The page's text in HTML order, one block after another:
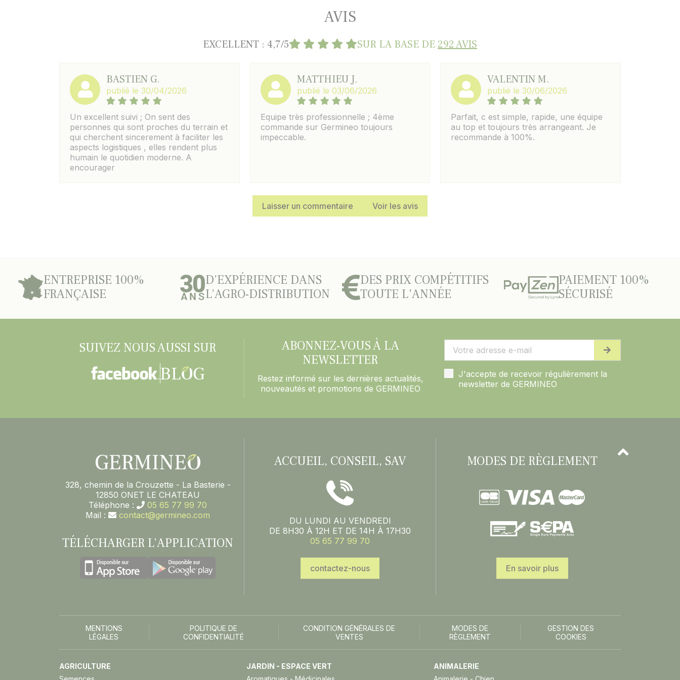
AVIS
EXCELLENT : 4,7/5 SUR LA BASE DE292 AVIS
BASTIEN G.
publié le 30/04/2026
Un excellent suivi ; On sent des
personnes qui sont proches du terrain et
qui cherchent sincerement à faciliter les
aspects logistiques , elles rendent plus
humain le quotidien moderne. A
encourager
MATTHIEU J.
publié le 03/06/2026
Equipe très professionnelle ; 4ème
commande sur Germineo toujours
impeccable.
VALENTIN M.
publié le 30/06/2026
Parfait, c est simple, rapide, une équipe
au top et toujours très arrangeant. Je
recommande à 100%.
Laisser un commentaire Voir les avis
ENTREPRISE 100%
FRANÇAISE
D’EXPÉRIENCE DANS
L’AGRO-DISTRIBUTION
DES PRIX COMPÉTITIFS
TOUTE L'ANNÉE
PAIEMENT 100%
SÉCURISÉ
SUIVEZ NOUS AUSSI SUR
ABONNEZ-VOUS À LA
NEWSLETTER
Restez informé sur les dernières actualités,
nouveautés et promotions de GERMINEO
J'accepte de recevoir régulièrement la
newsletter de GERMINEO
328, chemin de la Crouzette - La Basterie -
12850 ONET LE CHATEAU
Téléphone :
05 65 77 99 70
Mail :
contact@germineo.com
TÉLÉCHARGER L’APPLICATION
ACCUEIL, CONSEIL, SAV
DU LUNDI AU VENDREDI
DE 8H30 À 12H ET DE 14H À 17H30
05 65 77 99 70
contactez-nous
MODES DE RÈGLEMENT
En savoir plus
MENTIONS
LÉGALES
POLITIQUE DE
CONFIDENTIALITÉ
CONDITION GÉNÉRALES DE
VENTES
MODES DE
RÈGLEMENT
GESTION DES
COOKIES
AGRICULTURE
JARDIN - ESPACE VERT
ANIMALERIE